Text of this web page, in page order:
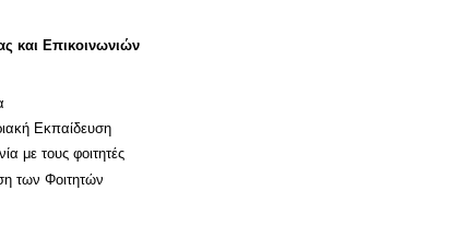
και Επικοινωνιών
Εκπαίδευση
με τους φοιτητές
των Φοιτητών